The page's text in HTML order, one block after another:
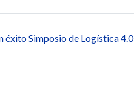
éxito Simposio de Logística 4.0